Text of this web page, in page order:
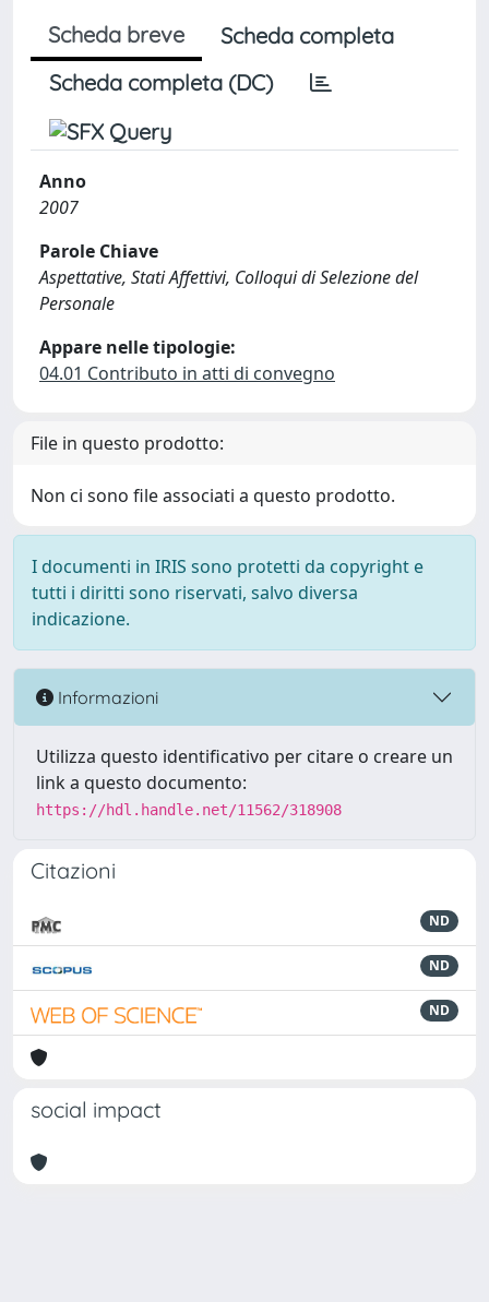
Scheda breve
Scheda completa
Scheda completa (DC)
Anno
2007
Parole Chiave
Aspettative, Stati Affettivi, Colloqui di Selezione del
Personale
Appare nelle tipologie:
04.01 Contributo in atti di convegno
File in questo prodotto:
Non ci sono file associati a questo prodotto.
I documenti in IRIS sono protetti da copyright e
tutti i diritti sono riservati, salvo diversa
indicazione.
Informazioni
Utilizza questo identificativo per citare o creare un
link a questo documento:
https://hdl.handle.net/11562/318908
Citazioni
ND
ND
ND
social impact